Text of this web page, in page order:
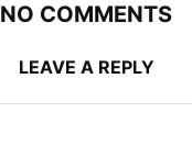
NO COMMENTS
LEAVE A REPLY